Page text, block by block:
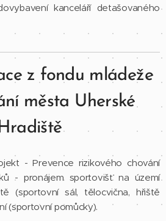
kanceláří detašovaného
z fondu mládeže
města Uherské
- Prevence rizikového chování
- pronájem sportovišť na území
(sportovní sál, tělocvična, hřiště
(sportovní pomůcky).